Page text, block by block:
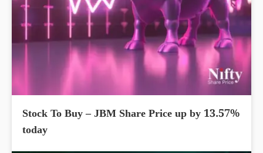
Stock To Buy – JBM Share Price up by 13.57%
today